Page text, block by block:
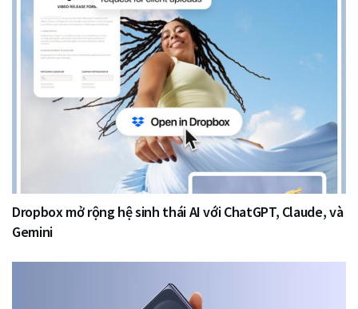
Dropbox mở rộng hệ sinh thái AI với ChatGPT, Claude, và
Gemini